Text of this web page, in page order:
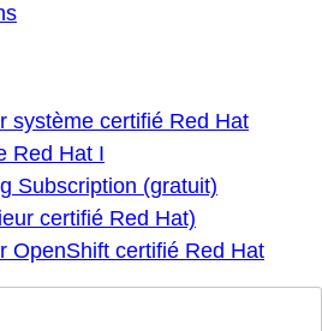
système certifié Red Hat
Red Hat I
Subscription (gratuit)
certifié Red Hat)
OpenShift certifié Red Hat